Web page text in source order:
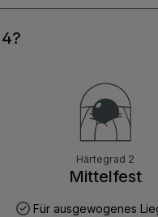
Härtegrad 2
Mittelfest
Für ausgewogenes